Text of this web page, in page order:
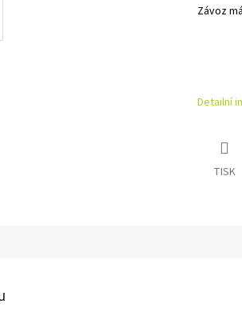
Závoz
Detailní
TISK